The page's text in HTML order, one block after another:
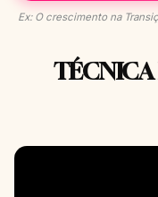
Ex: O crescimento na